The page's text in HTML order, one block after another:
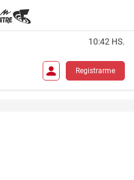
10:42 HS.
Registrarme